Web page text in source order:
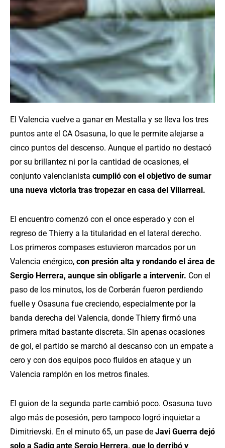
El Valencia vuelve a ganar en Mestalla y se lleva los tres
puntos ante el CA Osasuna, lo que le permite alejarse a
cinco puntos del descenso. Aunque el partido no destacó
por su brillantez ni por la cantidad de ocasiones, el
conjunto valencianista cumplió con el objetivo de sumar
una nueva victoria tras tropezar en casa del Villarreal.
El encuentro comenzó con el once esperado y con el
regreso de Thierry a la titularidad en el lateral derecho.
Los primeros compases estuvieron marcados por un
Valencia enérgico, con presión alta y rondando el área de
Sergio Herrera, aunque sin obligarle a intervenir. Con el
paso de los minutos, los de Corberán fueron perdiendo
fuelle y Osasuna fue creciendo, especialmente por la
banda derecha del Valencia, donde Thierry firmó una
primera mitad bastante discreta. Sin apenas ocasiones
de gol, el partido se marchó al descanso con un empate a
cero y con dos equipos poco fluidos en ataque y un
Valencia ramplón en los metros finales.
El guion de la segunda parte cambió poco. Osasuna tuvo
algo más de posesión, pero tampoco logró inquietar a
Dimitrievski. En el minuto 65, un pase de Javi Guerra dejó
solo a Sadiq ante Sergio Herrera, que lo derribó y